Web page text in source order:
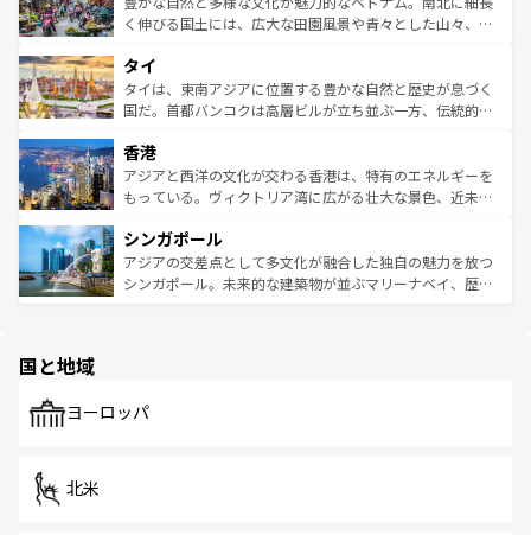
照してほしい。
まで、さまざまな韓国料理が待っている。夜には、韓国な
リティに包まれながら、韓国の多彩な魅力を心ゆくまで味
わってみてほしい。 なお、新着の韓国情報はコンテンツ一
覧を参照してほしい。
く伸びる国土には、広大な田園風景や青々とした山々、世
急速な発展と共に伝統が息づく。ハノイの古い町並みやホ
ーチミン市のフランス統治時代の建物も、独特の雰囲気を
醸し出している。また、バラエティの豊かさとおいしさで
とつ。フォーやバインミー、ベトナムコーヒーなどは、ぜ
ひ現地で味わいたい。どの地域を訪れてもあたたかい人々
が旅行者を迎えてくれるので、きっと忘れられない旅にな
参照してほしい。
タイ
タイは、東南アジアに位置する豊かな自然と歴史が息づく
国だ。首都バンコクは高層ビルが立ち並ぶ一方、伝統的な
の活気が交差している。北部ではチェンマイなどの山岳地
帯で自然と触れ合い、南部ではプーケットやクラビの美し
いビーチでリゾート気分を楽しむことができる。タイ料理
激する。気候は一年中温暖で、どの季節にも異なる楽しみ
が待っている。親しみやすいタイの人々、仏教を中心とし
た文化、そして多様な観光資源が、訪れる旅人を魅了し続
香港
アジアと西洋の文化が交わる香港は、特有のエネルギーを
もっている。ヴィクトリア湾に広がる壮大な景色、近未来
み、どこを訪れても感動するはず。観光スポットが密集し
ており、効率よく見どころを回れるのも魅力。息をのむよ
うな絶景から文化的な体験まで、香港を存分に楽しみ尽く
シンガポール
アジアの交差点として多文化が融合した独自の魅力を放つ
シンガポール。未来的な建築物が並ぶマリーナベイ、歴史
で、ホーカーズは地元の風情を楽しめる外せないスポット
国と地域
ヨーロッパ
北米